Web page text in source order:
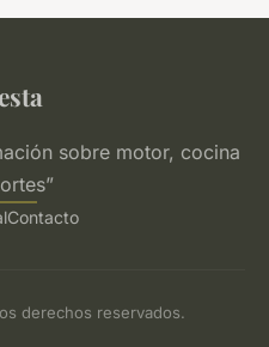
sobre motor, cocina
Contacto
derechos reservados.